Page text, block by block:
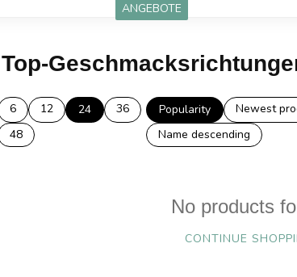
ANGEBOTE
6 12 24
36
48
Popularity Newest
Name descending
No products
CONTINUE